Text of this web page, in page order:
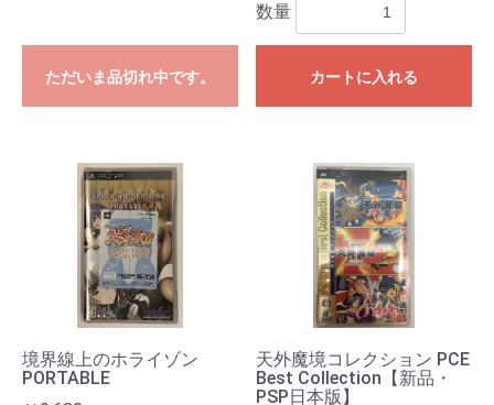
ただいま品切れ中です。
数量
カートに入れる
境界線上のホライゾン
PORTABLE
天外魔境コレクション PCE
Best Collection【新品・
PSP日本版】